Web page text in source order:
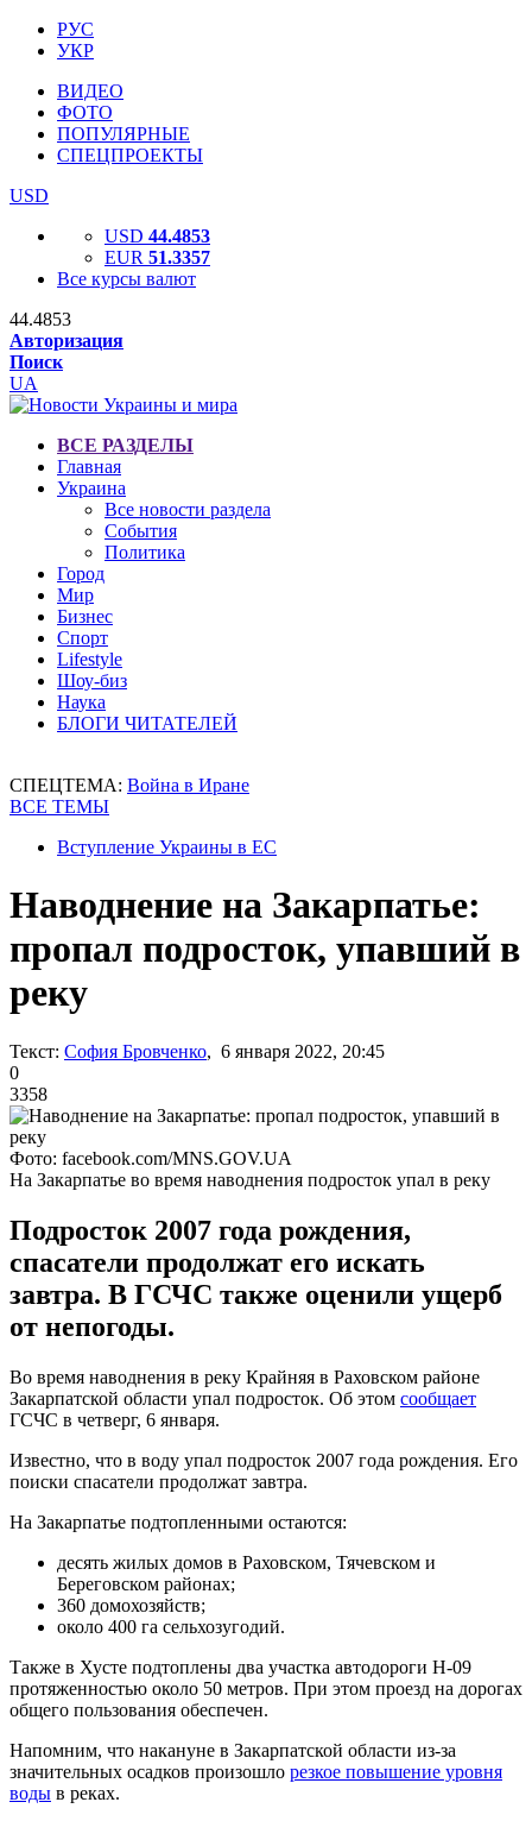
РУС
УКР
ВИДЕО
ФОТО
ПОПУЛЯРНЫЕ
СПЕЦПРОЕКТЫ
USD
USD 44.4853
EUR 51.3357
Все курсы валют
44.4853
Авторизация
Поиск
UA
ВСЕ РАЗДЕЛЫ
Главная
Украина
Все новости раздела
События
Политика
Город
Мир
Бизнес
Спорт
Lifestyle
Шоу-биз
Наука
БЛОГИ ЧИТАТЕЛЕЙ
СПЕЦТЕМА: Война в Иране
ВСЕ ТЕМЫ
Вступление Украины в ЕС
Наводнение на Закарпатье:
пропал подросток, упавший в
реку
Текст: София Бровченко, 6 января 2022, 20:45
0
3358
Фото: facebook.com/MNS.GOV.UA
На Закарпатье во время наводнения подросток упал в реку
Подросток 2007 года рождения,
спасатели продолжат его искать
завтра. В ГСЧС также оценили ущерб
от непогоды.
Во время наводнения в реку Крайняя в Раховском районе
Закарпатской области упал подросток. Об этом сообщает
ГСЧС в четверг, 6 января.
Известно, что в воду упал подросток 2007 года рождения. Его
поиски спасатели продолжат завтра.
На Закарпатье подтопленными остаются:
десять жилых домов в Раховском, Тячевском и
Береговском районах;
360 домохозяйств;
около 400 га сельхозугодий.
Также в Хусте подтоплены два участка автодороги Н-09
протяженностью около 50 метров. При этом проезд на дорогах
общего пользования обеспечен.
Напомним, что накануне в Закарпатской области из-за
значительных осадков произошло резкое повышение уровня
воды в реках.